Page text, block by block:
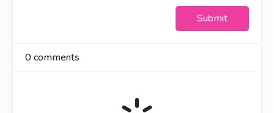
Submit
0comments